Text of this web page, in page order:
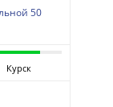
50
Курск